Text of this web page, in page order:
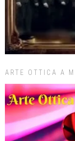
ARTE OTTICA A